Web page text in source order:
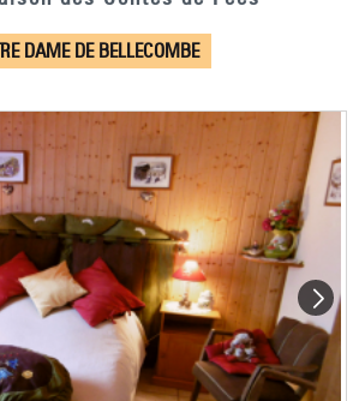
DAME DE BELLECOMBE